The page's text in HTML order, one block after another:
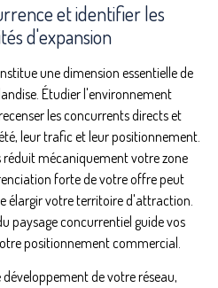
et identifier les
d'expansion
une dimension essentielle de
Étudier l'environnement
les concurrents directs et
leur trafic et leur positionnement.
mécaniquement votre zone
forte de votre offre peut
élargir votre territoire d'attraction.
paysage concurrentiel guide vos
positionnement commercial.
développement de votre réseau,